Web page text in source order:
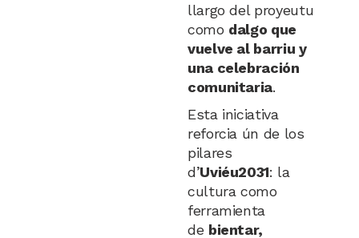
llargo del proyeutu
como dalgo que
vuelve al barriu y
una celebración
comunitaria.
Esta iniciativa
reforcia ún de los
pilares
d’Uviéu2031: la
cultura como
ferramienta
de bientar,